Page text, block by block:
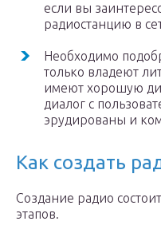
если вы
радиостанцию в
Необходимо
только владеют
имеют хорошую
диалог с
эрудированы и
Как создать
Создание радио
этапов.